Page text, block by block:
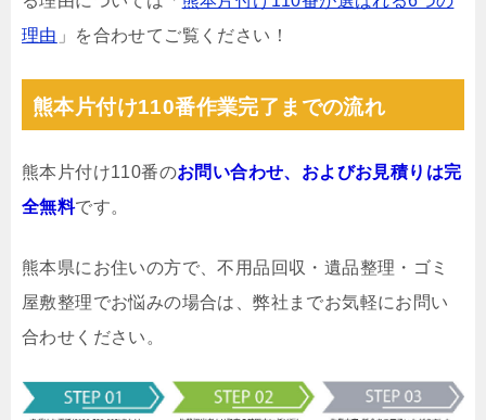
理由 」を合わせてご覧ください！
熊本片付け110番作業完了までの流れ
熊本片付け110番のお問い合わせ、およびお見積りは完
全無料です。
熊本県にお住いの方で、不用品回収・遺品整理・ゴミ
屋敷整理でお悩みの場合は、弊社までお気軽にお問い
合わせください。